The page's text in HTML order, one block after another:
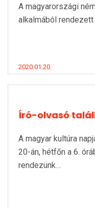
A magyarországi
alkalmából
2020.01.20.
Író-olvasó
A magyar kultúra
20-án, hétfőn a 6.
rendezünk…